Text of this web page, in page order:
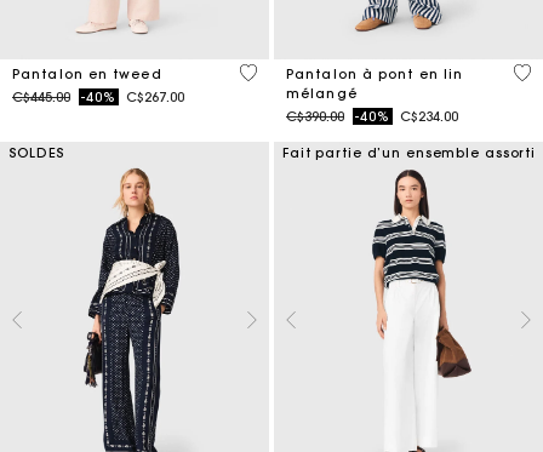
Pantalon en tweed
Price reduced from
C$445.00to-40% C$267.00
5 out of 5 Customer Rating
Pantalon à pont en lin
mélangé
Price reduced from
C$390.00to-40% C$234.00
4
SOLDES Fait partie d’un ensemble assorti